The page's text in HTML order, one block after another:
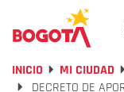
INICIO MI CIUDAD
DECRETO DE